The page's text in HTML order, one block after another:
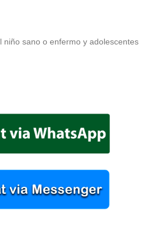
niño sano o enfermo y adolescentes